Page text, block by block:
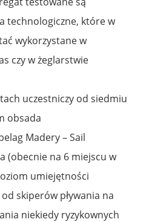
technologiczne, które w
wykorzystane w
czy w żeglarstwie
uczestniczy od siedmiu
obsada
Madery – Sail
(obecnie na 6 miejscu w
umiejętności
skiperów pływania na
niekiedy ryzykownych